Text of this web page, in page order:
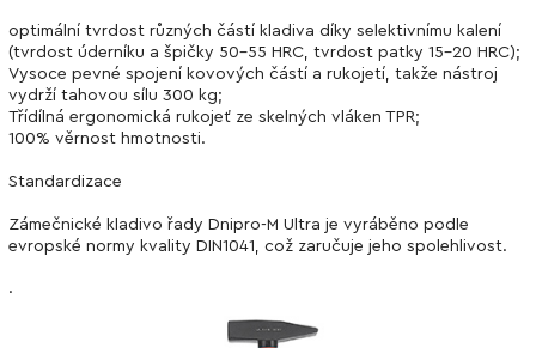
optimální tvrdost různých částí kladiva díky selektivnímu kalení
(tvrdost úderníku a špičky 50-55 HRC, tvrdost patky 15-20 HRC);
Vysoce pevné spojení kovových částí a rukojetí, takže nástroj
vydrží tahovou sílu 300 kg;
Třídílná ergonomická rukojeť ze skelných vláken TPR;
100% věrnost hmotnosti.
Standardizace
Zámečnické kladivo řady Dnipro-M Ultra je vyráběno podle
evropské normy kvality DIN1041, což zaručuje jeho spolehlivost.
.